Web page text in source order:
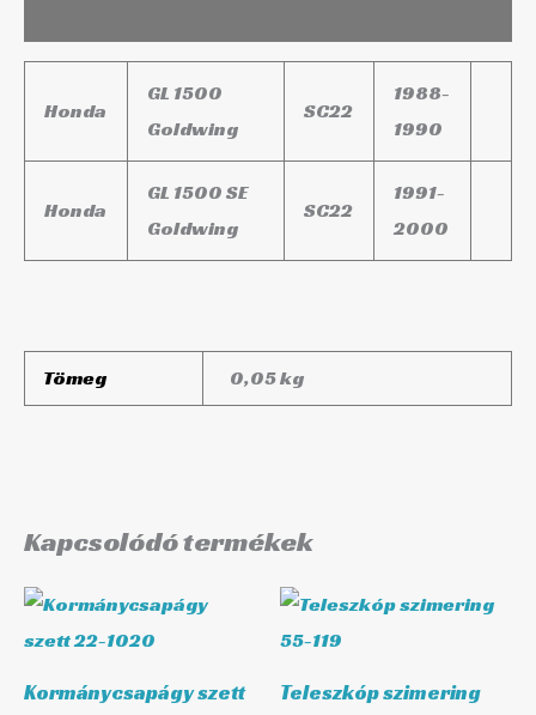
Honda
GL 1500
Goldwing
SC22
1988-
1990
Honda
GL 1500 SE
Goldwing
SC22
1991-
2000
Tömeg 0,05 kg
Kapcsolódó termékek
Kormánycsapágy szett
Teleszkóp szimering